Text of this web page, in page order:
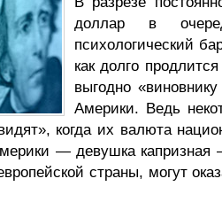
доллар в
психологический
как долго
выгодно
Америки. Ведь
когда их валюта
— девушка капризная
страны, могут